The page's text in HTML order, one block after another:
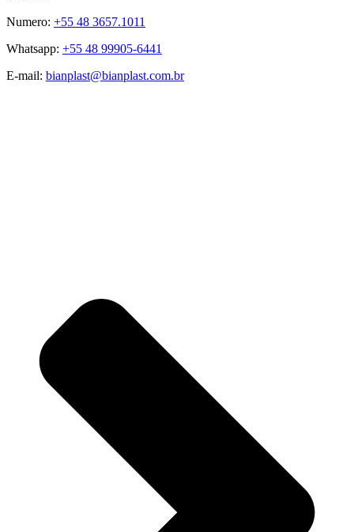
Numero: +55 48 3657.1011
Whatsapp: +55 48 99905-6441
E-mail: bianplast@bianplast.com.br